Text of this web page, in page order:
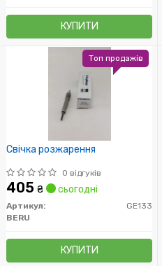
КУПИТИ
Свічка розжарення
0 відгуків
405 ₴ сьогодні
Артикул:
GE133
BERU
КУПИТИ
Топ продажів